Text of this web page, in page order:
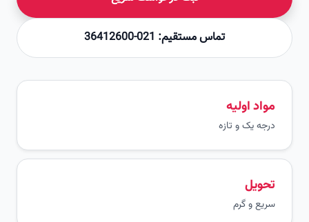
تماس مستقیم: 021-36412600
مواد اولیه
درجه یک و تازه
سریع و گرم